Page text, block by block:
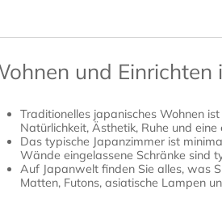
und Einrichten
Traditionelles japanisches Wohnen
Natürlichkeit, Ästhetik, Ruhe und
Das typische Japanzimmer ist
Wände eingelassene Schränke sind
Auf Japanwelt finden Sie alles, was
Matten, Futons, asiatische Lampen